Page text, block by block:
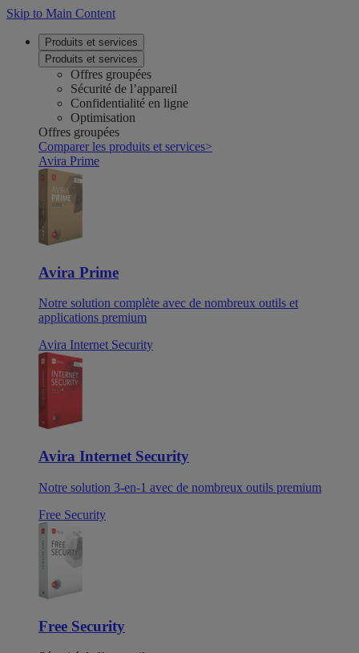
Skip to Main Content
Produits et services
Produits et services
Offres groupées
Sécurité de l’appareil
Confidentialité en ligne
Optimisation
Offres groupées
Comparer les produits et services>
Avira Prime
Avira Prime
Notre solution complète avec de nombreux outils et
applications premium
Avira Internet Security
Avira Internet Security
Notre solution 3-en-1 avec de nombreux outils premium
Free Security
Free Security